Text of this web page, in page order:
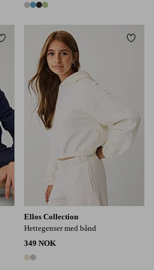
4 farger
Legg til favoritter
Ellos Collection
Hettegenser med bånd
349 NOK
2 farger
134/140146/152 158/164